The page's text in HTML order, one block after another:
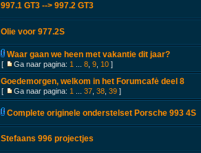
997.1 GT3 --> 997.2 GT3
Olie voor 977.2S
Waar gaan we heen met vakantie dit jaar?
[ Ga naar pagina: 1 8 9 10 ]
Goedemorgen, welkom in het Forumcafė deel 8
[ Ga naar pagina: 1 37 38 39 ]
Complete originele onderstelset Porsche 993 4S
Stefaans 996 projectjes